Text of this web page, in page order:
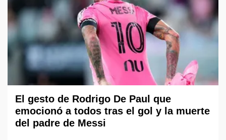
El gesto de Rodrigo De Paul que
emocionó a todos tras el gol y la muerte
del padre de Messi